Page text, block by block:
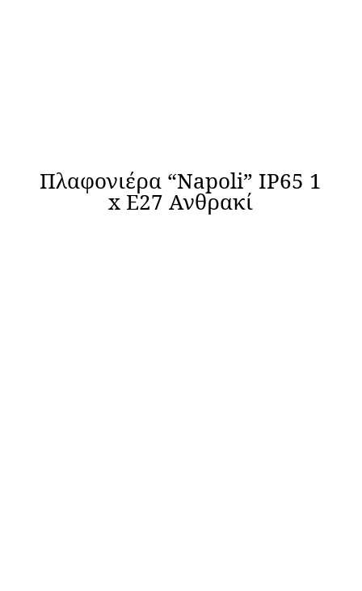
Πλαφονιέρα “Napoli” IP65 1
x Ε27 Ανθρακί